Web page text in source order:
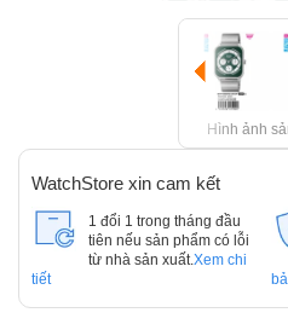
Hình ảnh
WatchStore xin cam kết
1 đổi 1 trong tháng đầu
tiên nếu sản phẩm có lỗi
từ nhà sản xuất. Xem chi
tiết